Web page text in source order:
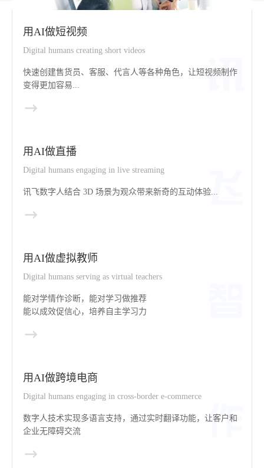
用AI做短视频
Digital humans creating short videos
快速创建售货员、客服、代言人等各种角色，让短视频制作
变得更加容易...
用AI做直播
Digital humans engaging in live streaming
讯飞数字人结合 3D 场景为观众带来新奇的互动体验...
用AI做虚拟教师
Digital humans serving as virtual teachers
能对学情作诊断，能对学习做推荐
能以成效促信心，培养自主学习力
用AI做跨境电商
Digital humans engaging in cross-border e-commerce
数字人技术实现多语言支持，通过实时翻译功能，让客户和
企业无障碍交流